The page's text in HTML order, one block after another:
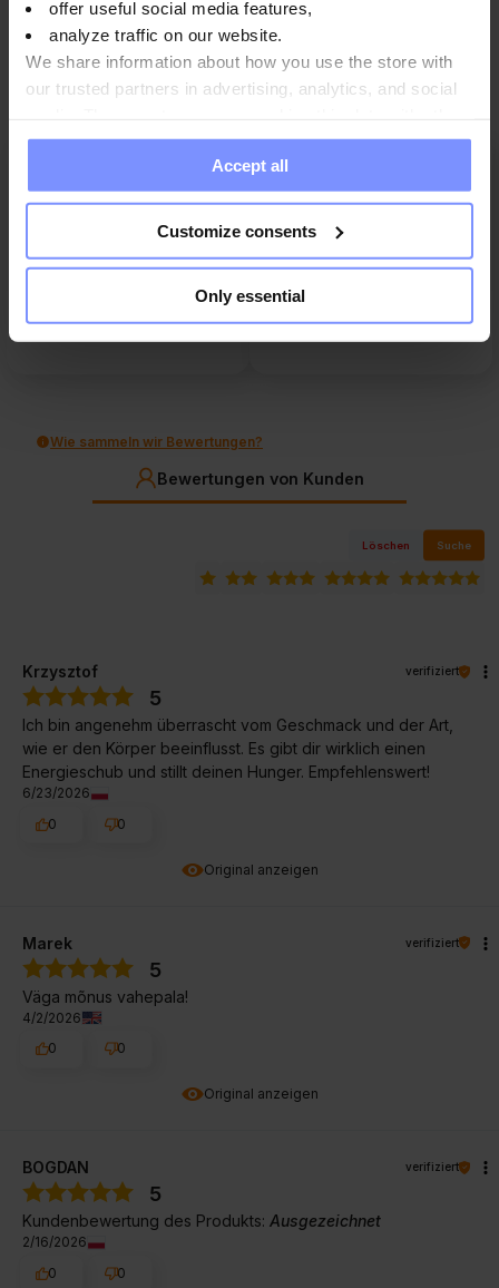
offer useful social media features,
analyze traffic on our website.
We share information about how you use the store with
our trusted partners in advertising, analytics, and social
information you have provided to them or that they have
collected when you use their services. Do you agree?
Accept all
Customize consents
Only essential
FAQ
3Kundenbewertungen
5
3 0%
2
Wie sammeln wir Bewertungen?
Bewertungen von Kunden
Löschen Suche
Original anzeigen
Krzysztof verifiziert
5
Ich bin angenehm überrascht vom Geschmack und der Art,
wie er den Körper beeinflusst. Es gibt dir wirklich einen
Energieschub und stillt deinen Hunger. Empfehlenswert!
6/23/2026
0
0
Original anzeigen
Marek verifiziert
5
Väga mõnus vahepala!
4/2/2026
0
0
BOGDAN verifiziert
5
Kundenbewertung des Produkts: Ausgezeichnet
2/16/2026
0
0